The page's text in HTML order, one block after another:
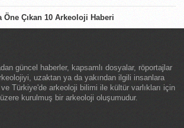
Öne Çıkan 10 Arkeoloji Haberi
güncel haberler, kapsamlı dosyalar, röportajlar
uzaktan ya da yakından ilgili insanlara
Türkiye'de arkeoloji bilimi ile kültür varlıkları için
kurulmuş bir arkeoloji oluşumudur.